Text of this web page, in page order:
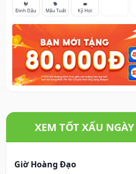
🐓
Đinh Dậu
🐕
Mậu Tuất
🐖
Kỷ Hợi
XEM TỐT XẤU
Giờ Hoàng Đạo